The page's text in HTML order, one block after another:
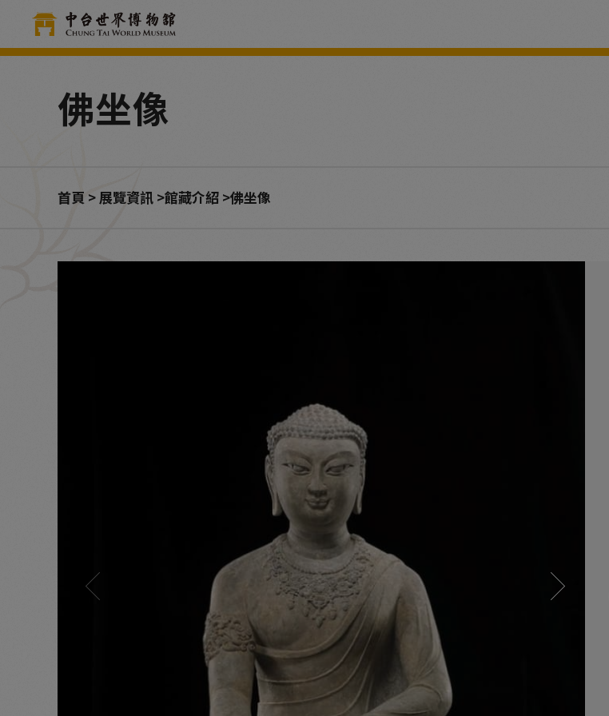
佛坐像
首頁 展覽資訊 館藏介紹 佛坐像
Cookie管理面板